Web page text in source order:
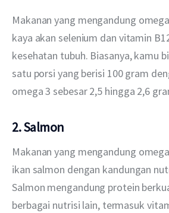
Makanan yang mengandung
kaya akan selenium dan vitamin
kesehatan tubuh. Biasanya, kamu
satu porsi yang berisi 100 gram
omega 3 sebesar 2,5 hingga 2,6
2. Salmon
Makanan yang mengandung
ikan salmon dengan kandungan
Salmon mengandung protein
berbagai nutrisi lain, termasuk